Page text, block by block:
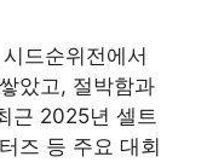
드순위전에서
았고, 절박함과
근 2025년 셀트
즈 등 주요 대회